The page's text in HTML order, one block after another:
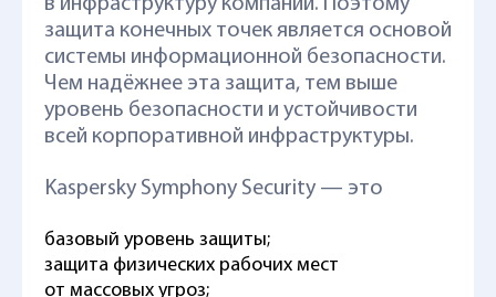
в инфраструктуру компаний. Поэтому
защита конечных точек является основой
системы информационной безопасности.
Чем надёжнее эта защита, тем выше
уровень безопасности и устойчивости
всей корпоративной инфраструктуры.
Kaspersky Symphony Security — это
базовый уровень защиты;
защита физических рабочих мест
от массовых угроз;